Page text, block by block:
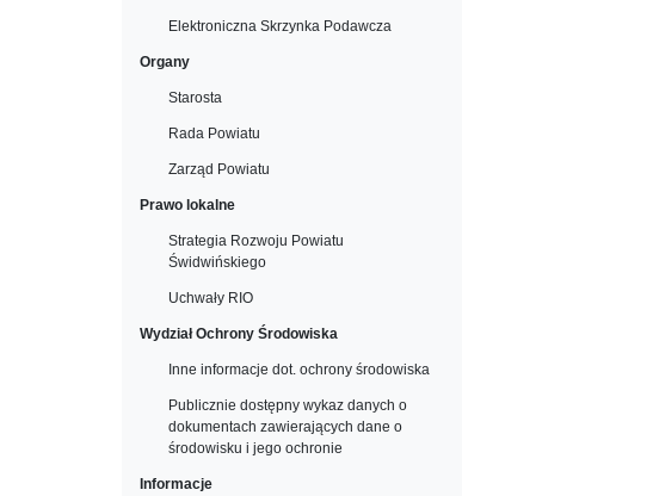
Elektroniczna Skrzynka Podawcza
Organy
Starosta
Rada Powiatu
Zarząd Powiatu
Prawo lokalne
Strategia Rozwoju Powiatu
Świdwińskiego
Uchwały RIO
Wydział Ochrony Środowiska
Inne informacje dot. ochrony środowiska
Publicznie dostępny wykaz danych o
dokumentach zawierających dane o
środowisku i jego ochronie
Informacje